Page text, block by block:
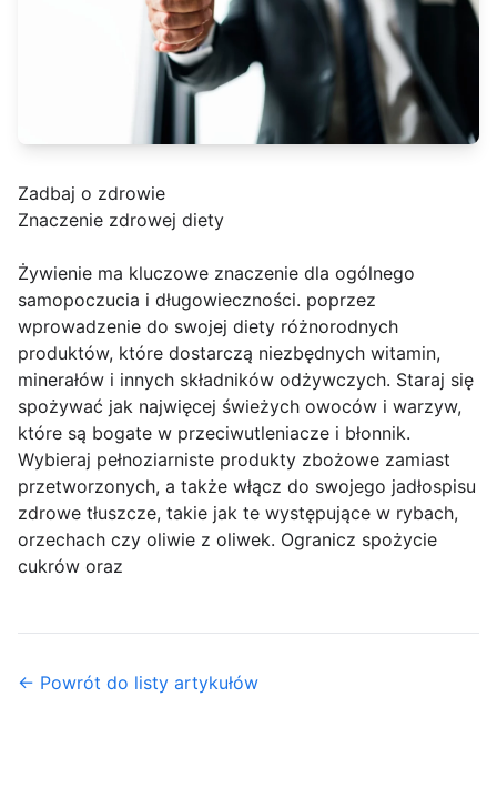
Zadbaj o zdrowie
Znaczenie zdrowej diety
Żywienie ma kluczowe znaczenie dla ogólnego
samopoczucia i długowieczności. poprzez
wprowadzenie do swojej diety różnorodnych
produktów, które dostarczą niezbędnych witamin,
minerałów i innych składników odżywczych. Staraj się
spożywać jak najwięcej świeżych owoców i warzyw,
które są bogate w przeciwutleniacze i błonnik.
Wybieraj pełnoziarniste produkty zbożowe zamiast
przetworzonych, a także włącz do swojego jadłospisu
zdrowe tłuszcze, takie jak te występujące w rybach,
orzechach czy oliwie z oliwek. Ogranicz spożycie
cukrów oraz
← Powrót do listy artykułów